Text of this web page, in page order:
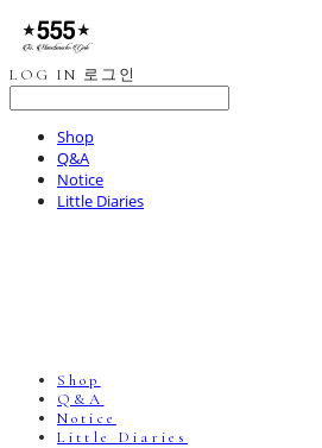
LOG IN 로그인
Shop
Q&A
Notice
Little Diaries
Shop
Q&A
Notice
Little Diaries